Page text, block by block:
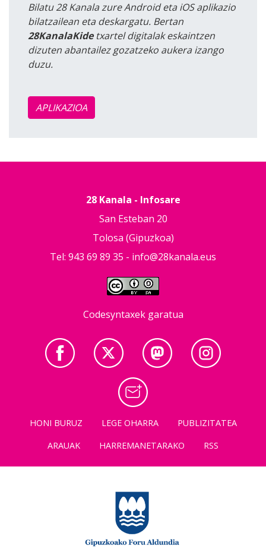
Bilatu 28 Kanala zure Android eta iOS aplikazio
bilatzailean eta deskargatu. Bertan
28KanalaKidetxartel digitalak eskaintzen
dizuten abantailez gozatzeko aukera izango
duzu.
APLIKAZIOA
28 Kanala - Infosare
San Esteban 20
Tolosa (Gipuzkoa)
Tel: 943 69 89 35 - info@28kanala.eus
Codesyntaxek garatua
HONI BURUZ LEGE OHARRA
PUBLIZITATEA
ARAUAK
HARREMANETARAKO RSS